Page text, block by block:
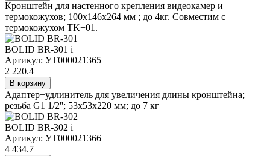
Кронштейн для настенного крепления видеокамер и
термокожухов; 100х146х264 мм ; до 4кг. Совместим с
термокожухом TK−01.
BOLID BR-301 i
Артикул: УТ000021365
2 220.4
В корзину
Адаптер−удлинитель для увеличения длины кронштейна;
резьба G1 1/2''; 53x53x220 мм; до 7 кг
BOLID BR-302 i
Артикул: УТ000021366
4 434.7